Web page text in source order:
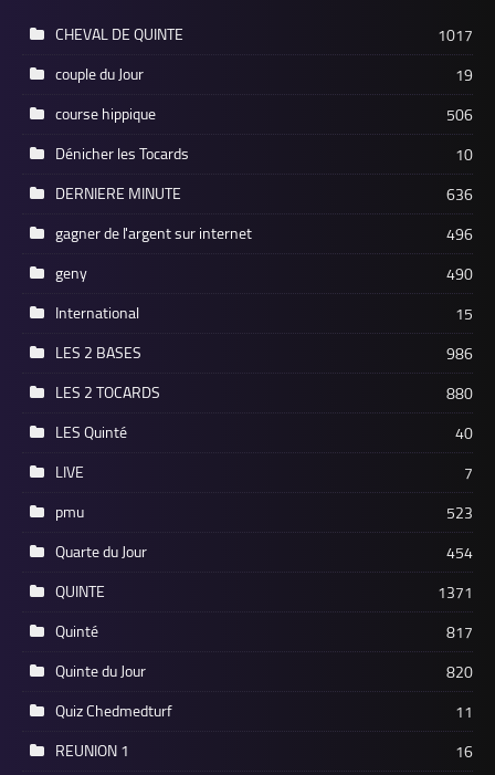
CHEVAL DE QUINTE
1017
couple du Jour
19
course hippique
506
Dénicher les Tocards
10
DERNIERE MINUTE
636
gagner de l'argent sur internet
496
geny
490
International
15
LES 2 BASES
986
LES 2 TOCARDS
880
LES Quinté
40
LIVE
7
pmu
523
Quarte du Jour
454
QUINTE
1371
Quinté
817
Quinte du Jour
820
Quiz Chedmedturf
11
REUNION 1
16